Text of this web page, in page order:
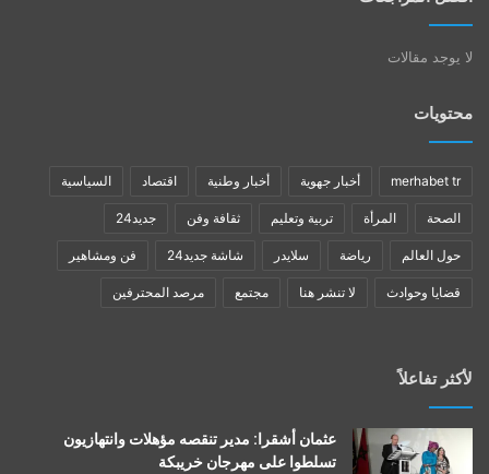
لا يوجد مقالات
محتويات
merhabet tr أخبار جهوية أخبار وطنية اقتصاد السياسية
الصحة المرأة تربية وتعليم ثقافة وفن جديد24
حول العالم رياضة سلايدر شاشة جديد24 فن ومشاهير
قضايا وحوادث لا تنشر هنا مجتمع مرصد المحترفين
لأكثر تفاعلاً
عثمان أشقرا: مدير تنقصه مؤهلات وانتهازيون
تسلطوا على مهرجان خريبكة